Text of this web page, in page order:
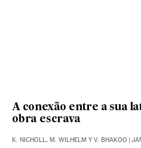
A conexão entre a sua
obra escrava
K. NICHOLL, M. WILHELM Y V. BHAKOO |